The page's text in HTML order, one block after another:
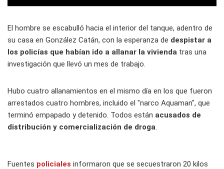
El hombre se escabulló hacia el interior del tanque, adentro de
su casa en González Catán, con la esperanza de despistar a
los policías que habían ido a allanar la vivienda tras una
investigación que llevó un mes de trabajo.
Hubo cuatro allanamientos en el mismo día en los que fueron
arrestados cuatro hombres, incluido el "narco Aquaman", que
terminó empapado y detenido. Todos están acusados de
distribución y comercialización de droga
Fuentes policiales informaron que se secuestraron 20 kilos